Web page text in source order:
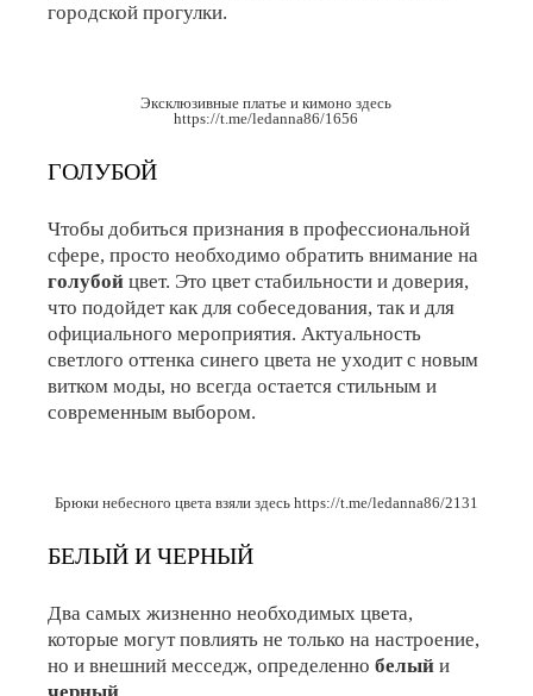
городской прогулки.
Эксклюзивные платье и кимоно здесь
https://t.me/ledanna86/1656
ГОЛУБОЙ
Чтобы добиться признания в профессиональной
сфере, просто необходимо обратить внимание на
голубой цвет. Это цвет стабильности и доверия,
что подойдет как для собеседования, так и для
официального мероприятия. Актуальность
светлого оттенка синего цвета не уходит с новым
витком моды, но всегда остается стильным и
современным выбором.
Брюки небесного цвета взяли здесь https://t.me/ledanna86/2131
БЕЛЫЙ И ЧЕРНЫЙ
Два самых жизненно необходимых цвета,
которые могут повлиять не только на настроение,
но и внешний месседж, определеннобелый и